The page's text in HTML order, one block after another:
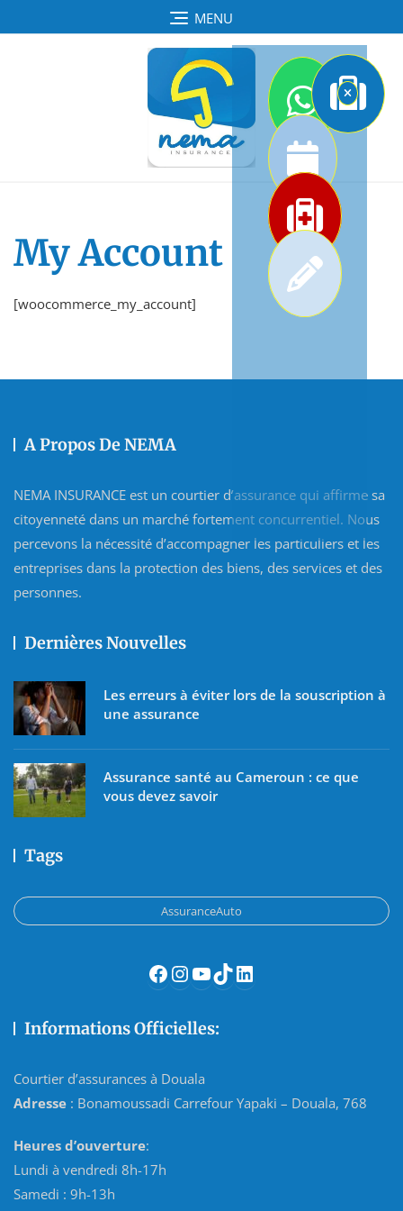
to
MENU
My Account
[woocommerce_my_account]
A Propos De NEMA
NEMA INSURANCE est un courtier d’assurance qui affirme sa
citoyenneté dans un marché fortement concurrentiel. Nous
percevons la nécessité d’accompagner les particuliers et les
entreprises dans la protection des biens, des services et des
personnes.
Dernières Nouvelles
Les erreurs à éviter lors de la souscription à
une assurance
Assurance santé au Cameroun : ce que
vous devez savoir
Tags
AssuranceAuto
Facebook
Instagram
YouTube
TikTok
Informations Officielles:
Courtier d’assurances à Douala
Adresse : Bonamoussadi Carrefour Yapaki – Douala, 768
Heures d’ouverture:
Lundi à vendredi 8h-17h
Samedi : 9h-13h